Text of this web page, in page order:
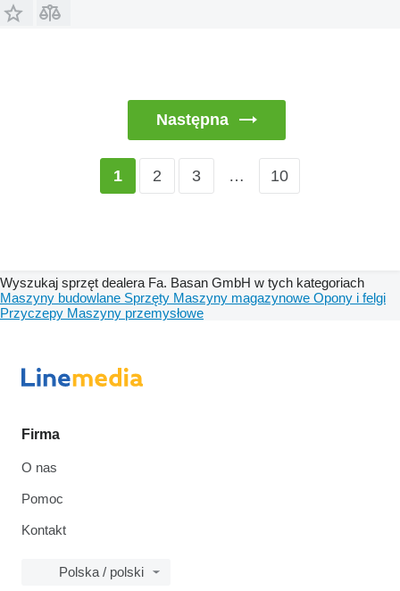
Następna
1 2 3 … 10
Wyszukaj sprzęt dealera Fa. Basan GmbH w tych kategoriach
Maszyny budowlane Sprzęty Maszyny magazynowe Opony i felgi
Przyczepy Maszyny przemysłowe
Firma
O nas
Pomoc
Kontakt
Polska / polski